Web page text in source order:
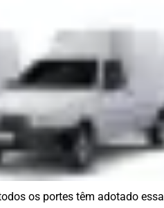
os portes têm adotado essa